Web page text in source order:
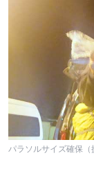
パラソルサイズ確保（